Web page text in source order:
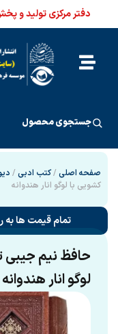
دفتر مرکزی تولید و پخش
جستجوی محصول
صفحه اصلی /کتب ادبی /
کشویی با لوگو انار هندوانه
تمام قیمت ها به
حافظ نیم جیبی
لوگو انار هندوانه